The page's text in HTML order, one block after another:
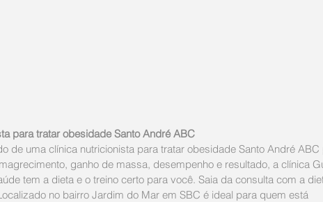
para tratar obesidade Santo André ABC
de uma clínica nutricionista para tratar obesidade Santo André ABC
ganho de massa, desempenho e resultado, a clínica
tem a dieta e o treino certo para você. Saia da consulta com a
no bairro Jardim do Mar em SBC é ideal para quem está